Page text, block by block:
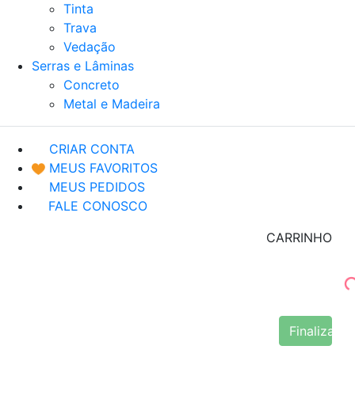
Tinta
Trava
Vedação
Serras e Lâminas
Concreto
Metal e Madeira
CRIAR CONTA
MEUS FAVORITOS
MEUS PEDIDOS
FALE CONOSCO
CARRINHO
Finalizar